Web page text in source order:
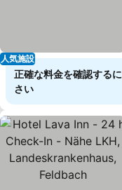
人気施設
正確な料金を確認する
さい